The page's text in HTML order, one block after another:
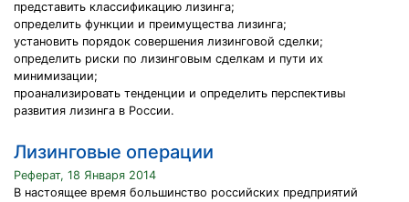
представить классификацию лизинга;
определить функции и преимущества лизинга;
установить порядок совершения лизинговой сделки;
определить риски по лизинговым сделкам и пути их
минимизации;
проанализировать тенденции и определить перспективы
развития лизинга в России.
Лизинговые операции
Реферат, 18 Января 2014
В настоящее время большинство российских предприятий